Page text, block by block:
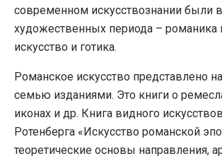
современном искусствознании были
художественных периода – романика
искусство и готика.
Романское искусство представлено
семью изданиями. Это книги о
иконах и др. Книга видного
Ротенберга «Искусство романской
теоретические основы направления,